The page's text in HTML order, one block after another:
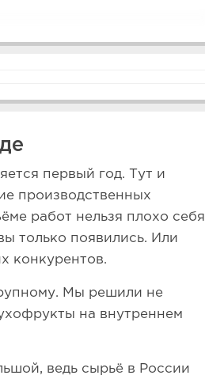
первый год. Тут и
производственных
работ нельзя плохо себя
только появились. Или
конкурентов.
Мы решили не
на внутреннем
ведь сырьё в России